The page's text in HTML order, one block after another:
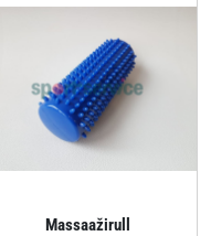
Massaažirull